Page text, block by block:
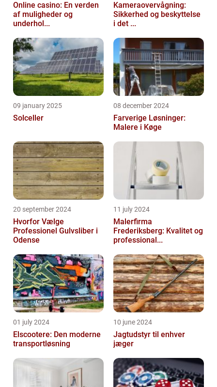
Online casino: En verden
af muligheder og
underhol...
Kameraovervågning:
Sikkerhed og beskyttelse
i det ...
09 january 2025
Solceller
08 december 2024
Farverige Løsninger:
Malere i Køge
20 september 2024
Hvorfor Vælge
Professionel Gulvsliber i
Odense
11 july 2024
Malerfirma
Frederiksberg: Kvalitet og
professional...
01 july 2024
Elscootere: Den moderne
transportløsning
10 june 2024
Jagtudstyr til enhver
jæger